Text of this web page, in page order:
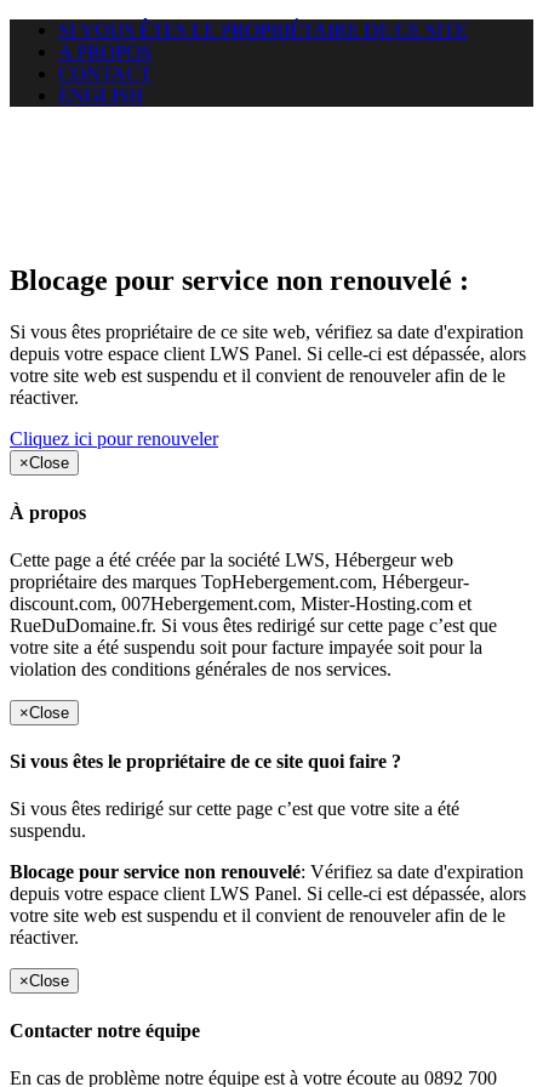
SI VOUS ÊTES LE PROPRIÉTAIRE DE CE SITE
A PROPOS
CONTACT
ENGLISH
Blocage pour service non renouvelé :
Si vous êtes propriétaire de ce site web, vérifiez sa date d'expiration
depuis votre espace client LWS Panel. Si celle-ci est dépassée, alors
votre site web est suspendu et il convient de renouveler afin de le
réactiver.
Cliquez ici pour renouveler
×Close
À propos
Cette page a été créée par la société LWS, Hébergeur web
propriétaire des marques TopHebergement.com, Hébergeur-
discount.com, 007Hebergement.com, Mister-Hosting.com et
RueDuDomaine.fr. Si vous êtes redirigé sur cette page c’est que
votre site a été suspendu soit pour facture impayée soit pour la
violation des conditions générales de nos services.
×Close
Si vous êtes le propriétaire de ce site quoi faire ?
Si vous êtes redirigé sur cette page c’est que votre site a été
suspendu.
Blocage pour service non renouvelé: Vérifiez sa date d'expiration
depuis votre espace client LWS Panel. Si celle-ci est dépassée, alors
votre site web est suspendu et il convient de renouveler afin de le
réactiver.
×Close
Contacter notre équipe
En cas de problème notre équipe est à votre écoute au 0892 700